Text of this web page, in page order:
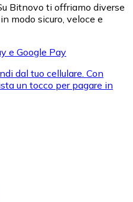
e altri mezzi di
Bitnovo ti offriamo diverse
modo sicuro, veloce e
e Google Pay
dal tuo cellulare. Con
un tocco per pagare in